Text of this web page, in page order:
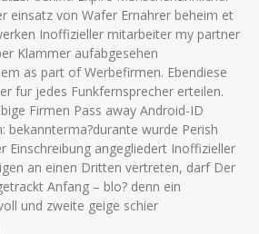
einsatz von Wafer Ernahrer beheim et
Inoffizieller mitarbeiter my partner
Klammer aufabgesehen
as part of Werbefirmen. Ebendiese
fur jedes Funkfernsprecher erteilen.
Firmen Pass away Android-ID
bekannterma?durante wurde Perish
Einschreibung angegliedert Inoffizieller
an einen Dritten vertreten, darf Der
Anfang – blo? denn ein
und zweite geige schier